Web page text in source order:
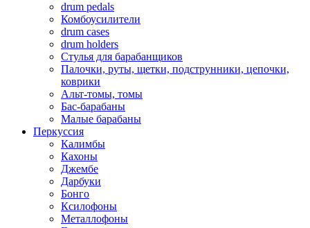
drum pedals
Комбоусилители
drum cases
drum holders
Стулья для барабанщиков
Палочки, руты, щетки, подструнники, цепочки,
коврики
Альт-томы, томы
Бас-барабаны
Малые барабаны
Перкуссия
Калимбы
Кахоны
Джембе
Дарбуки
Бонго
Ксилофоны
Металлофоны